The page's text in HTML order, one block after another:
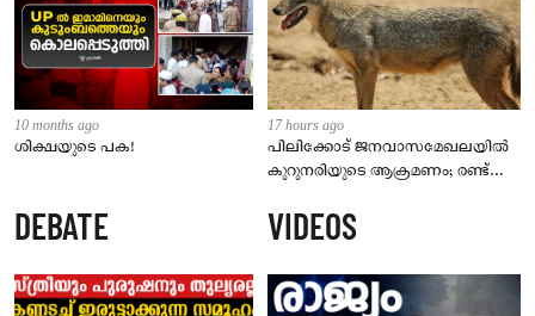
10 months ago
ശിക്ഷയുടെ പക!
17 hours ago
പിലിക്കോട് ജനവാസമേഖലയിൽ
കുറുനരിയുടെ ആക്രമണം; രണ്ട്
നിർദേശം നൽകി പഞ്ചായത്ത്
DEBATE VIDEOS